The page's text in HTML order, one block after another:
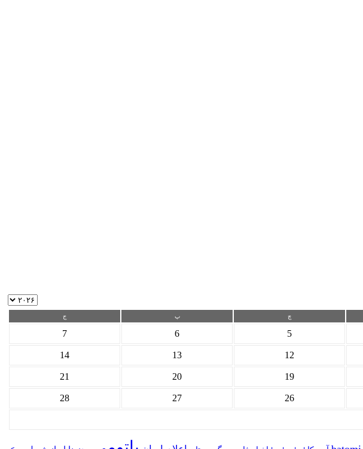
چ پ ج
5
6
7
12
13
14
19
20
21
26
27
28